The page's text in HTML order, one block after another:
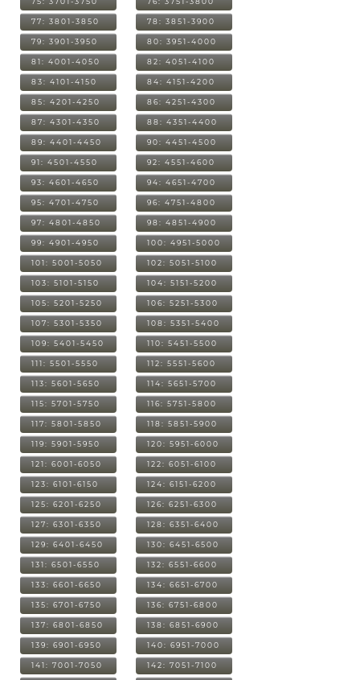
77: 3801-3850 78: 3851-3900
79: 3901-3950 80: 3951-4000
81: 4001-4050 82: 4051-4100
83: 4101-4150 84: 4151-4200
85: 4201-4250 86: 4251-4300
87: 4301-4350 88: 4351-4400
89: 4401-4450 90: 4451-4500
91: 4501-4550 92: 4551-4600
93: 4601-4650 94: 4651-4700
95: 4701-4750 96: 4751-4800
97: 4801-4850 98: 4851-4900
99: 4901-4950 100: 4951-5000
101: 5001-5050 102: 5051-5100
103: 5101-5150 104: 5151-5200
105: 5201-5250 106: 5251-5300
107: 5301-5350 108: 5351-5400
109: 5401-5450 110: 5451-5500
111: 5501-5550 112: 5551-5600
113: 5601-5650 114: 5651-5700
115: 5701-5750 116: 5751-5800
117: 5801-5850 118: 5851-5900
119: 5901-5950 120: 5951-6000
121: 6001-6050 122: 6051-6100
123: 6101-6150 124: 6151-6200
125: 6201-6250 126: 6251-6300
127: 6301-6350 128: 6351-6400
129: 6401-6450 130: 6451-6500
131: 6501-6550 132: 6551-6600
133: 6601-6650 134: 6651-6700
135: 6701-6750 136: 6751-6800
137: 6801-6850 138: 6851-6900
139: 6901-6950 140: 6951-7000
141: 7001-7050 142: 7051-7100